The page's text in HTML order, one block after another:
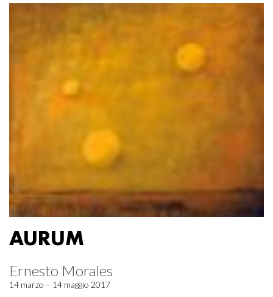
AURUM
Ernesto Morales
14 marzo – 14 maggio 2017